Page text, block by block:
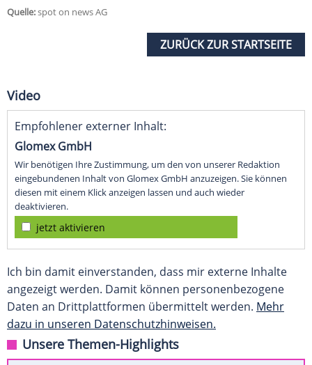
Quelle:spot on news AG
ZURÜCK ZUR STARTSEITE
Video
Empfohlener externer Inhalt:
Glomex GmbH
Wir benötigen Ihre Zustimmung, um den von unserer Redaktion
eingebundenen Inhalt von Glomex GmbH anzuzeigen. Sie können
diesen mit einem Klick anzeigen lassen und auch wieder
deaktivieren.
jetzt aktivieren
Ich bin damit einverstanden, dass mir externe Inhalte
angezeigt werden. Damit können personenbezogene
Daten an Drittplattformen übermittelt werden. Mehr
dazu in unseren Datenschutzhinweisen.
Unsere Themen-Highlights